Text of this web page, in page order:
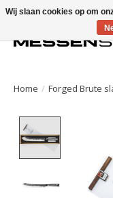
Home / Forged Brute
Wij slaan cookies op om